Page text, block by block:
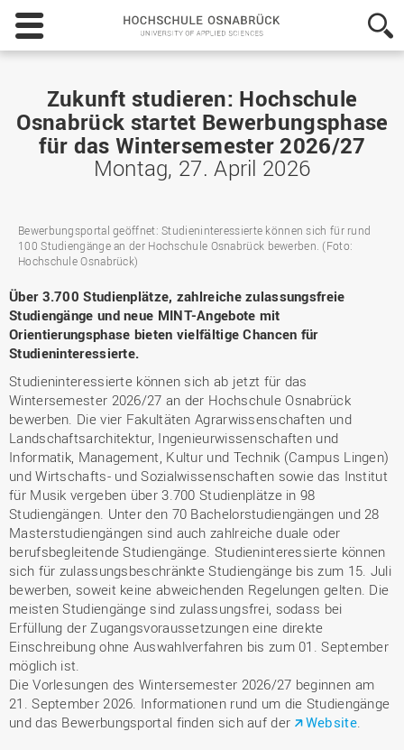
Hochschule
Osnabrück
-
of
Applied
Sciences
Zukunft studieren: Hochschule
Osnabrück startet Bewerbungsphase
für das Wintersemester 2026/27
Montag, 27. April 2026
Bewerbungsportal geöffnet: Studieninteressierte können sich für rund
100 Studiengänge an der Hochschule Osnabrück bewerben. (Foto:
Hochschule Osnabrück)
Über 3.700 Studienplätze, zahlreiche zulassungsfreie
Studiengänge und neue MINT-Angebote mit
Orientierungsphase bieten vielfältige Chancen für
Studieninteressierte.
Studieninteressierte können sich ab jetzt für das
Wintersemester 2026/27 an der Hochschule Osnabrück
bewerben. Die vier Fakultäten Agrarwissenschaften und
Landschaftsarchitektur, Ingenieurwissenschaften und
Informatik, Management, Kultur und Technik (Campus Lingen)
und Wirtschafts- und Sozialwissenschaften sowie das Institut
für Musik vergeben über 3.700 Studienplätze in 98
Studiengängen. Unter den 70 Bachelorstudiengängen und 28
Masterstudiengängen sind auch zahlreiche duale oder
berufsbegleitende Studiengänge. Studieninteressierte können
sich für zulassungsbeschränkte Studiengänge bis zum 15. Juli
bewerben, soweit keine abweichenden Regelungen gelten. Die
meisten Studiengänge sind zulassungsfrei, sodass bei
Erfüllung der Zugangsvoraussetzungen eine direkte
Einschreibung ohne Auswahlverfahren bis zum 01. September
möglich ist.
Die Vorlesungen des Wintersemester 2026/27 beginnen am
21. September 2026. Informationen rund um die Studiengänge
und das Bewerbungsportal finden sich auf der
Website.